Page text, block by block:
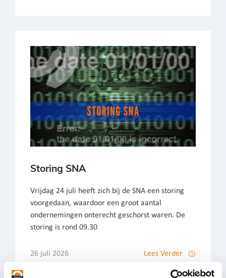
Storing SNA
Vrijdag 24 juli heeft zich bij de SNA een storing
voorgedaan, waardoor een groot aantal
ondernemingen onterecht geschorst waren. De
storing is rond 09.30
26 juli 2026 Lees Verder